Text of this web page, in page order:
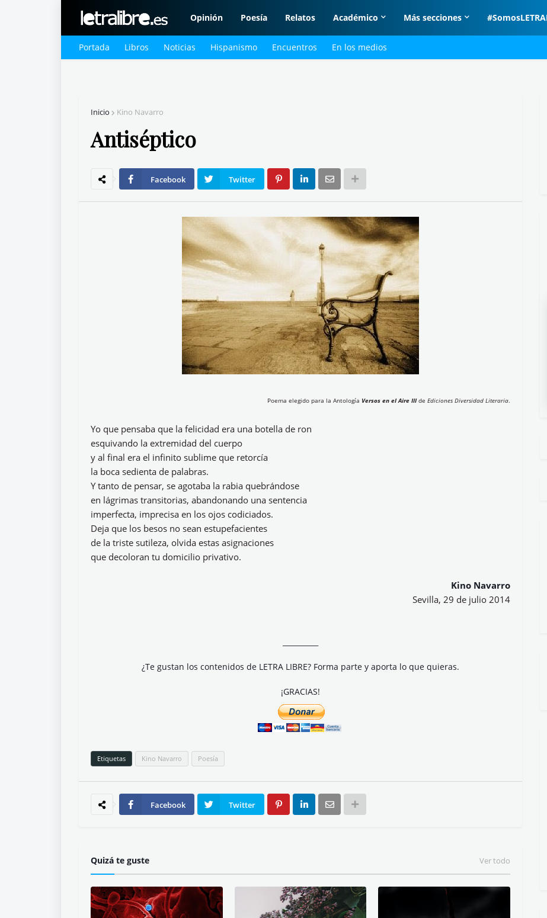
Opinión Poesía Relatos Académico Más secciones
Portada Libros Noticias Hispanismo Encuentros En los medios
Inicio Kino Navarro
Antiséptico
Facebook Twitter
Poema elegido para la Antología Versos en el Aire IIIde Ediciones Diversidad Literaria.
Yo que pensaba que la felicidad era una botella de ron
esquivando la extremidad del cuerpo
y al final era el infinito sublime que retorcía
la boca sedienta de palabras.
Y tanto de pensar, se agotaba la rabia quebrándose
en lágrimas transitorias, abandonando una sentencia
imperfecta, imprecisa en los ojos codiciados.
Deja que los besos no sean estupefacientes
de la triste sutileza, olvida estas asignaciones
que decoloran tu domicilio privativo.
Kino Navarro
Sevilla, 29 de julio 2014
¿Te gustan los contenidos de LETRA LIBRE? Forma parte y aporta lo que quieras.
¡GRACIAS!
Etiquetas Kino Navarro Poesía
Facebook Twitter
Quizá te guste Ver todo